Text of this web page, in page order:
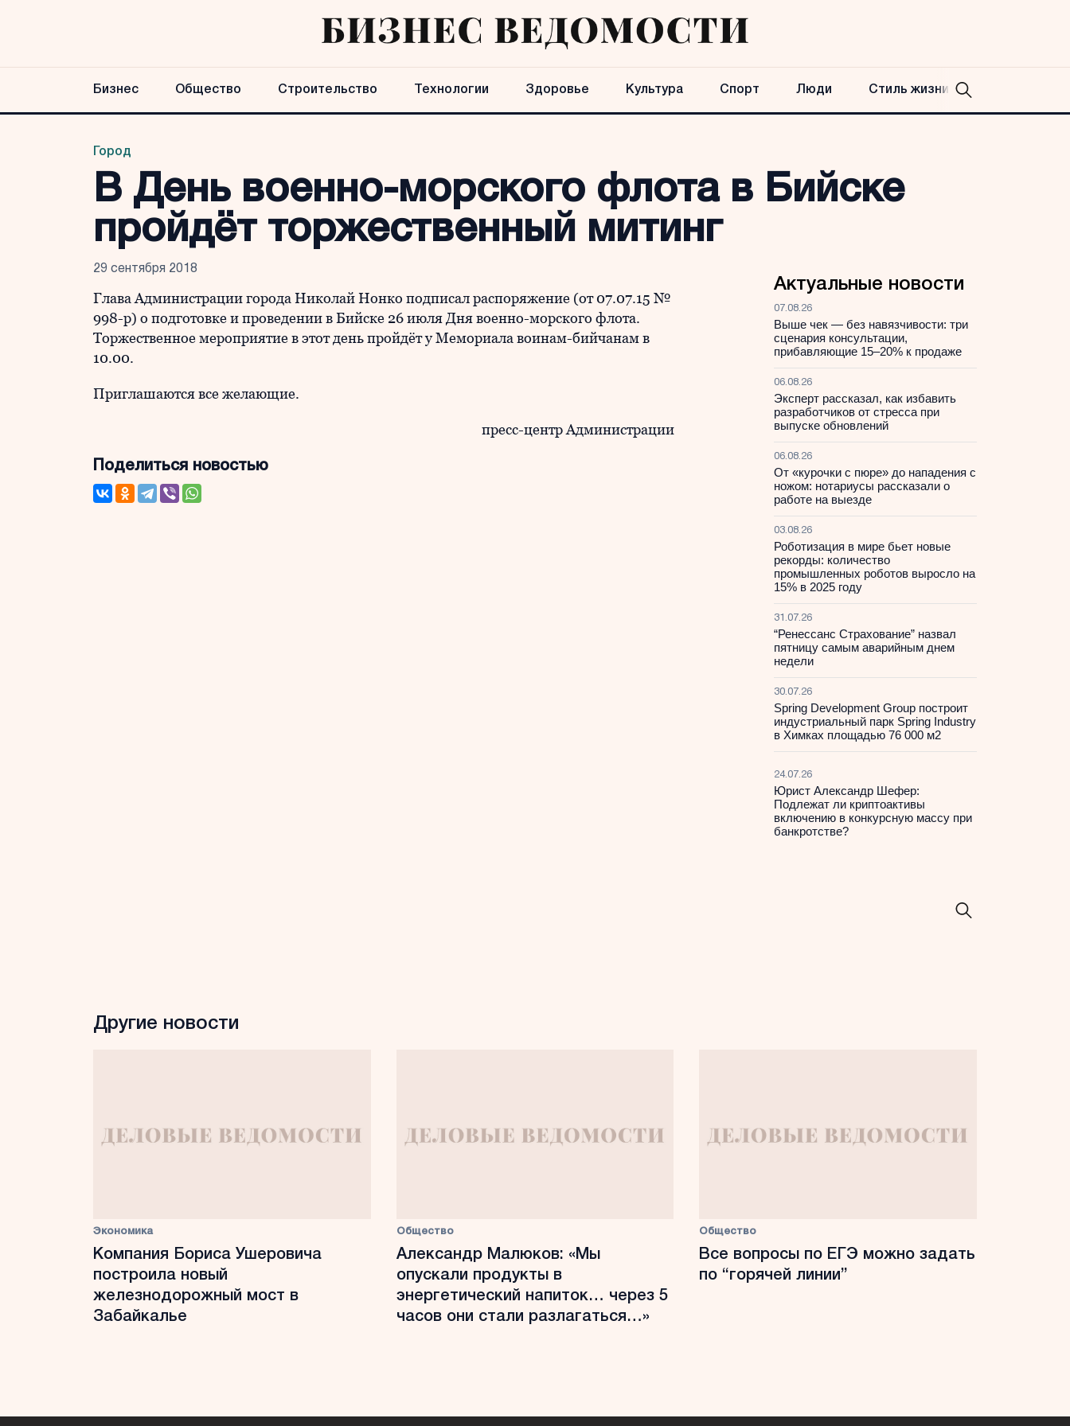
Бизнес Общество Строительство Технологии Здоровье Культура Спорт Люди Стиль жизни
Город
В День военно-морского флота в Бийске
пройдёт торжественный митинг
29 сентября 2018
Глава Администрации города Николай Нонко подписал распоряжение (от 07.07.15 №
998-р) о подготовке и проведении в Бийске 26 июля Дня военно-морского флота.
Торжественное мероприятие в этот день пройдёт у Мемориала воинам-бийчанам в
10.00.
Приглашаются все желающие.
пресс-центр Администрации
Поделиться новостью
Актуальные новости
07.08.26
Выше чек — без навязчивости: три
сценария консультации,
прибавляющие 15–20% к продаже
06.08.26
Эксперт рассказал, как избавить
разработчиков от стресса при
выпуске обновлений
06.08.26
От «курочки с пюре» до нападения с
ножом: нотариусы рассказали о
работе на выезде
03.08.26
Роботизация в мире бьет новые
рекорды: количество
промышленных роботов выросло на
15% в 2025 году
31.07.26
“Ренессанс Страхование” назвал
пятницу самым аварийным днем
недели
30.07.26
Spring Development Group построит
индустриальный парк Spring Industry
в Химках площадью 76 000 м2
24.07.26
Юрист Александр Шефер:
Подлежат ли криптоактивы
включению в конкурсную массу при
банкротстве?
Другие новости
Экономика
Компания Бориса Ушеровича
построила новый
железнодорожный мост в
Забайкалье
Общество
Александр Малюков: «Мы
опускали продукты в
энергетический напиток… через 5
часов они стали разлагаться…»
Общество
Все вопросы по ЕГЭ можно задать
по “горячей линии”